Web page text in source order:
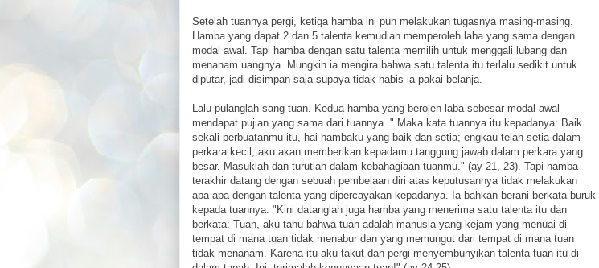
Setelah tuannya pergi, ketiga hamba ini pun melakukan tugasnya masing-masing.
Hamba yang dapat 2 dan 5 talenta kemudian memperoleh laba yang sama dengan
modal awal. Tapi hamba dengan satu talenta memilih untuk menggali lubang dan
menanam uangnya. Mungkin ia mengira bahwa satu talenta itu terlalu sedikit untuk
diputar, jadi disimpan saja supaya tidak habis ia pakai belanja.
Lalu pulanglah sang tuan. Kedua hamba yang beroleh laba sebesar modal awal
mendapat pujian yang sama dari tuannya. " Maka kata tuannya itu kepadanya: Baik
sekali perbuatanmu itu, hai hambaku yang baik dan setia; engkau telah setia dalam
perkara kecil, aku akan memberikan kepadamu tanggung jawab dalam perkara yang
besar. Masuklah dan turutlah dalam kebahagiaan tuanmu." (ay 21, 23). Tapi hamba
terakhir datang dengan sebuah pembelaan diri atas keputusannya tidak melakukan
apa-apa dengan talenta yang dipercayakan kepadanya. Ia bahkan berani berkata buruk
kepada tuannya. "Kini datanglah juga hamba yang menerima satu talenta itu dan
berkata: Tuan, aku tahu bahwa tuan adalah manusia yang kejam yang menuai di
tempat di mana tuan tidak menabur dan yang memungut dari tempat di mana tuan
tidak menanam. Karena itu aku takut dan pergi menyembunyikan talenta tuan itu di